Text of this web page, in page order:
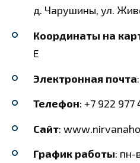
д. Чарушины, ул.
Координаты на
E
Электронная почта
Телефон: +7 922 977
Сайт:
График работы: пн-